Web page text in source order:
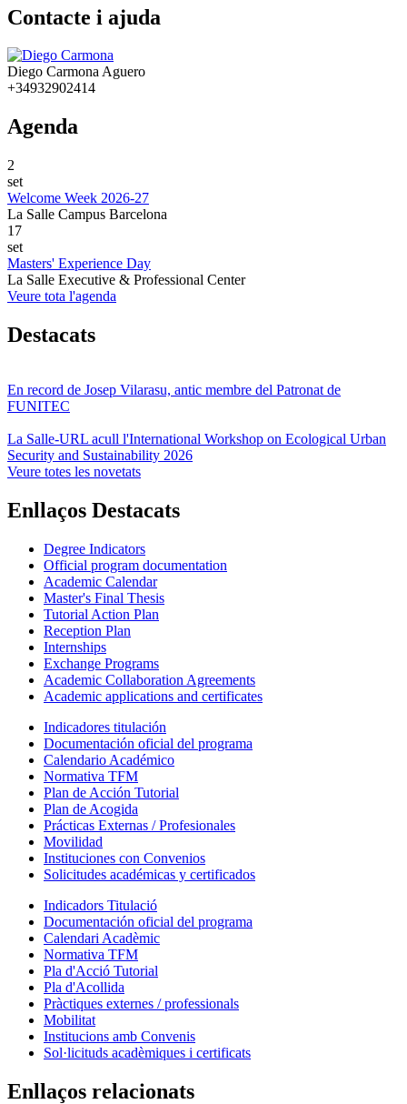
Contacte i ajuda
Diego Carmona Aguero
+34932902414
Agenda
2
set
Welcome Week 2026-27
La Salle Campus Barcelona
17
set
Masters' Experience Day
La Salle Executive & Professional Center
Veure tota l'agenda
Destacats
En record de Josep Vilarasu, antic membre del Patronat de
FUNITEC
La Salle-URL acull l'International Workshop on Ecological Urban
Security and Sustainability 2026
Veure totes les novetats
Enllaços Destacats
Degree Indicators
Official program documentation
Academic Calendar
Master's Final Thesis
Tutorial Action Plan
Reception Plan
Internships
Exchange Programs
Academic Collaboration Agreements
Academic applications and certificates
Indicadores titulación
Documentación oficial del programa
Calendario Académico
Normativa TFM
Plan de Acción Tutorial
Plan de Acogida
Prácticas Externas / Profesionales
Movilidad
Instituciones con Convenios
Solicitudes académicas y certificados
Indicadors Titulació
Documentación oficial del programa
Calendari Acadèmic
Normativa TFM
Pla d'Acció Tutorial
Pla d'Acollida
Pràctiques externes / professionals
Mobilitat
Institucions amb Convenis
Sol·licituds acadèmiques i certificats
Enllaços relacionats